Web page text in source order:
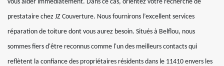
vous aider immédiatement. Dans ce cas, orientez votre recherche de
prestataire chez JZ Couverture. Nous fournirons l’excellent services
réparation de toiture dont vous aurez besoin. Situés à Belflou, nous
sommes fiers d'être reconnus comme l'un des meilleurs contacts qui
reflètent la confiance des propriétaires résidents dans le 11410 envers les